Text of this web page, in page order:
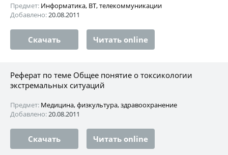
Предмет: Информатика, ВТ, телекоммуникации
Добавлено:20.08.2011
Скачать Читать online
Реферат по теме Общее понятие о токсикологии
экстремальных ситуаций
Предмет: Медицина, физкультура, здравоохранение
Добавлено:20.08.2011
Скачать Читать online